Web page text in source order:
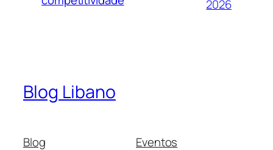
2026
Blog Libano
Blog
Eventos